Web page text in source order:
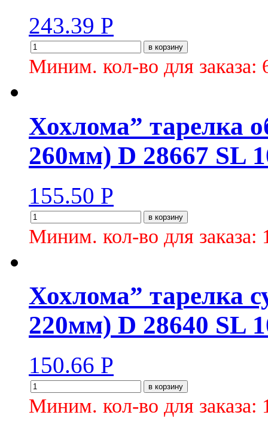
243.39 Р
в корзину
Миним. кол-во для заказа:
Хохлома” тарелка
260мм) D 28667 SL
155.50 Р
в корзину
Миним. кол-во для заказа:
Хохлома” тарелка
220мм) D 28640 SL
150.66 Р
в корзину
Миним. кол-во для заказа: